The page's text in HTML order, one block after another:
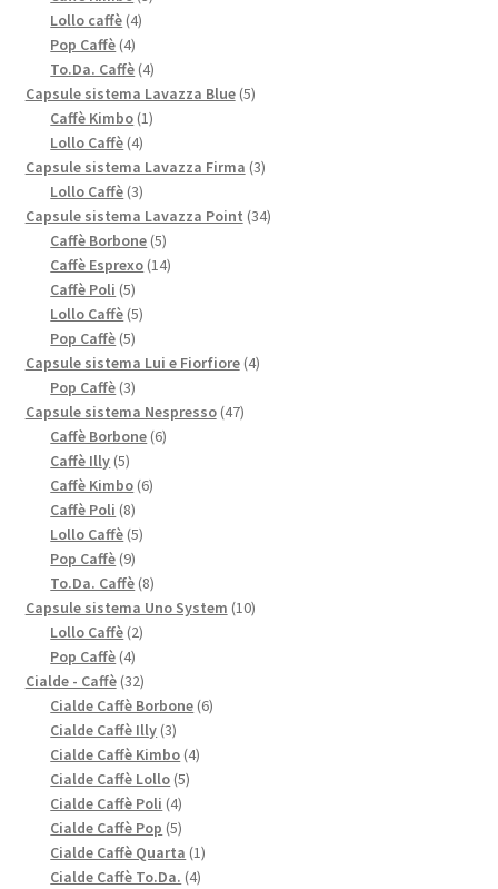
Lollo caffè 44
Pop Caffè 44
prodotti
To.Da. Caffè 44
prodotti
Capsule sistema Lavazza Blue 55
Caffè Kimbo 11
Lollo Caffè 44
prodotti
Capsule sistema Lavazza Firma 33
Lollo Caffè 33
prodotti
Capsule sistema Lavazza Point 3434
Caffè Borbone 55
prodotti
Caffè Esprexo 1414
Caffè Poli 55
prodotti
Lollo Caffè 55
Pop Caffè 55
prodotti
Capsule sistema Lui e Fiorfiore 44
Pop Caffè 33
prodotti
Capsule sistema Nespresso 4747
Caffè Borbone 66
Caffè Illy 55
prodotti
Caffè Kimbo 66
Caffè Poli 88
prodotti
Lollo Caffè 55
Pop Caffè 99
prodotti
To.Da. Caffè 88
prodotti
Capsule sistema Uno System 1010
Lollo Caffè 22
Pop Caffè 44
prodotti
Cialde - Caffè 3232
prodotti
Cialde Caffè Borbone 66
Cialde Caffè Illy 33
prodotti
Cialde Caffè Kimbo 44
Cialde Caffè Lollo 55
Cialde Caffè Poli 44
prodotti
Cialde Caffè Pop 55
prodotti
Cialde Caffè Quarta 11
Cialde Caffè To.Da. 44